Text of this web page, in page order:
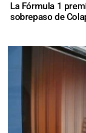
La Fórmula 1
sobrepaso de